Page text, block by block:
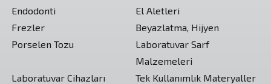
Endodonti
El Aletleri
Frezler
Beyazlatma, Hijyen
Porselen Tozu
Laboratuvar Sarf
Malzemeleri
Laboratuvar Cihazları
Tek Kullanımlık Materyaller